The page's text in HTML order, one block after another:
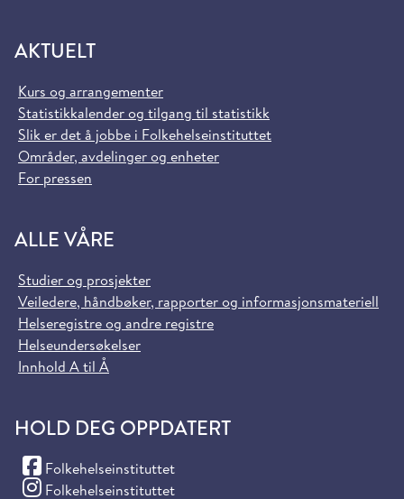
AKTUELT
Kurs og arrangementer
Statistikkalender og tilgang til statistikk
Slik er det å jobbe i Folkehelseinstituttet
Områder, avdelinger og enheter
For pressen
ALLE VÅRE
Studier og prosjekter
Veiledere, håndbøker, rapporter og informasjonsmateriell
Helseregistre og andre registre
Helseundersøkelser
Innhold A til Å
HOLD DEG OPPDATERT
Folkehelseinstituttet
(Facebook)
Folkehelseinstituttet
(Instagram)